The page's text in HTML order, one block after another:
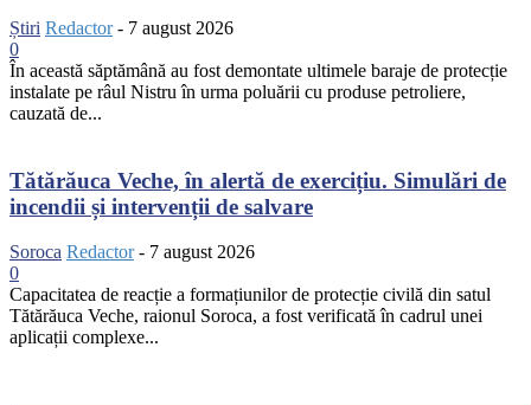
Știri Redactor - 7 august 2026
0
În această săptămână au fost demontate ultimele baraje de protecție
instalate pe râul Nistru în urma poluării cu produse petroliere,
cauzată de...
Tătărăuca Veche, în alertă de exercițiu. Simulări de
incendii și intervenții de salvare
Soroca Redactor - 7 august 2026
0
Capacitatea de reacție a formațiunilor de protecție civilă din satul
Tătărăuca Veche, raionul Soroca, a fost verificată în cadrul unei
aplicații complexe...